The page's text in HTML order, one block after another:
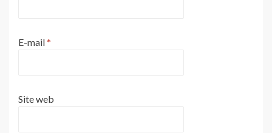
E-mail*
Site web